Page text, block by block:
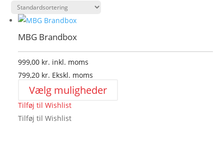
MBG Brandbox
999,00 kr. inkl. moms
799,20 kr. Ekskl. moms
Vælg muligheder
Tilføj til Wishlist
Tilføj til Wishlist